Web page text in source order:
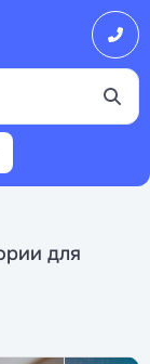
для